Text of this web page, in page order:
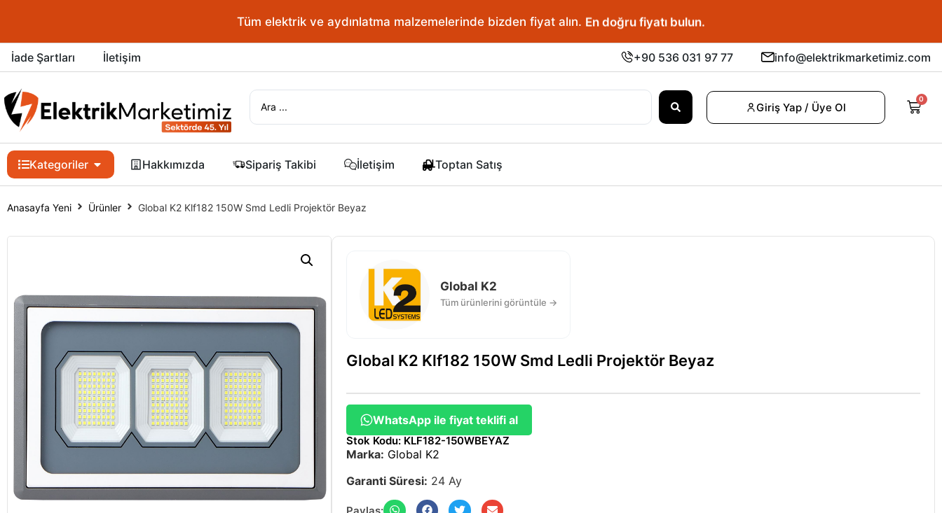
Tüm elektrik ve aydınlatma malzemelerinde bizden fiyat alın. En doğru fiyatı bulun.
İade Şartları İletişim +90 536 031 97 77 info@elektrikmarketimiz.com
Giriş Yap / Üye Ol
0
Kategoriler Hakkımızda Sipariş Takibi İletişim Toptan Satış
Anasayfa Yeni Ürünler Global K2 Klf182 150W Smd Ledli Projektör Beyaz
Global K2
Tüm ürünlerini görüntüle →
Global K2 Klf182 150W Smd Ledli Projektör Beyaz
WhatsApp ile fiyat teklifi al
Stok Kodu: KLF182-150WBEYAZ
Marka: Global K2
Garanti Süresi: 24 Ay
Paylaş: